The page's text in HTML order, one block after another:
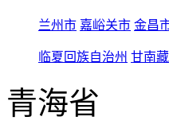
兰州市 嘉峪关市 金昌
临夏回族自治州 甘南
青海省